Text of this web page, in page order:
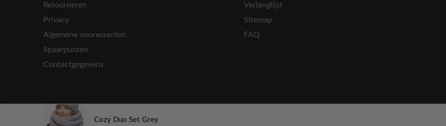
Cozy Duo Set Grey
Retourneren
Privacy
Algemene voorwaarden
Spaarpunten
Contactgegevens
Verlanglijst
Sitemap
FAQ